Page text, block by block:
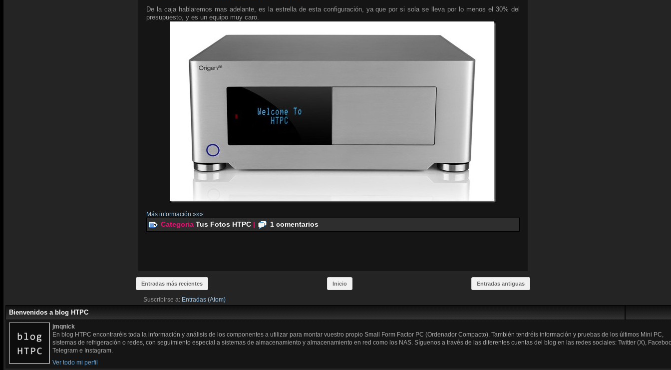
De la caja hablaremos mas adelante, es la estrella de esta configuración, ya que por si sola se lleva por lo menos el 30% del
presupuesto, y es un equipo muy caro.
Más información »»»
Categoria Tus Fotos HTPC | 1 comentarios
Entradas más recientes Entradas antiguas
Inicio
Suscribirse a: Entradas (Atom)
Bienvenidos a blog HTPC
jmqnick
En blog HTPC encontraréis toda la información y análisis de los componentes a utilizar para montar vuestro propio Small Form Factor PC (Ordenador Compacto). También tendréis información y pruebas de los últimos Mini PC,
sistemas de refrigeración o redes, con seguimiento especial a sistemas de almacenamiento y almacenamiento en red como los NAS. Síguenos a través de las diferentes cuentas del blog en las redes sociales: Twitter (X),
Telegram e Instagram.
Ver todo mi perfil